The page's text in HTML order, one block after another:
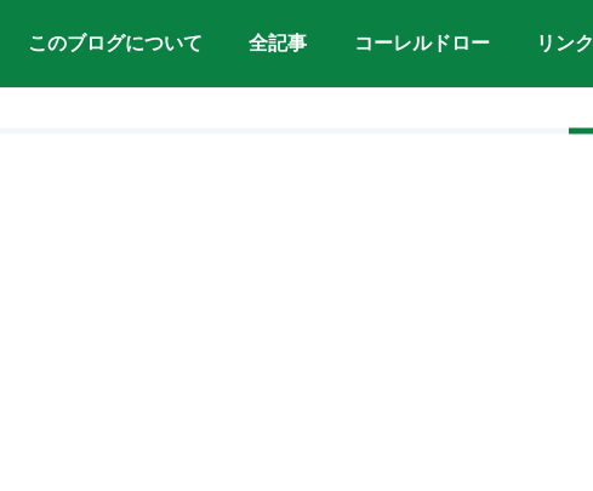
このブログについて 全記事 コーレルドロー リンク